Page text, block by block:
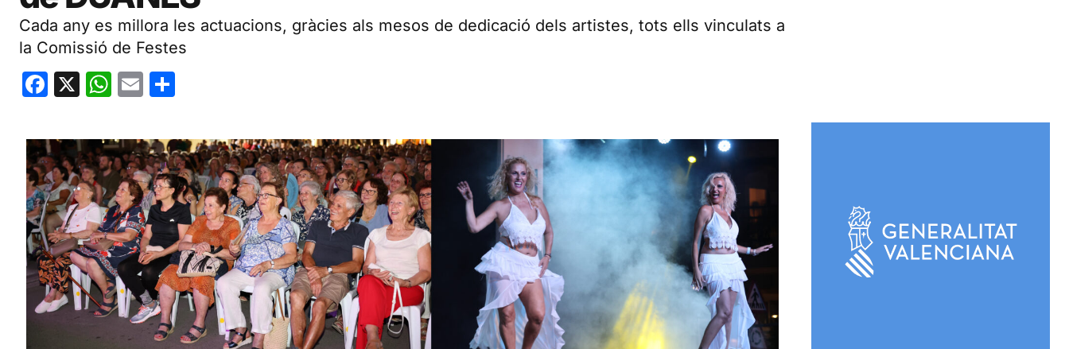
Cada any es millora les actuacions, gràcies als mesos de dedicació dels artistes, tots ells vinculats a
la Comissió de Festes
Facebook
X WhatsApp
Email